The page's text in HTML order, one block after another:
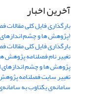
آخرین اخبار
(پژوهش ها و چشم
بارگذاری فایل کلی مقالات
تغییر نام فصلنامه پژوهش
پژوهش ها و چشم
تغییر سایت فصلنامه
سامانه‌ی یکتاوب به